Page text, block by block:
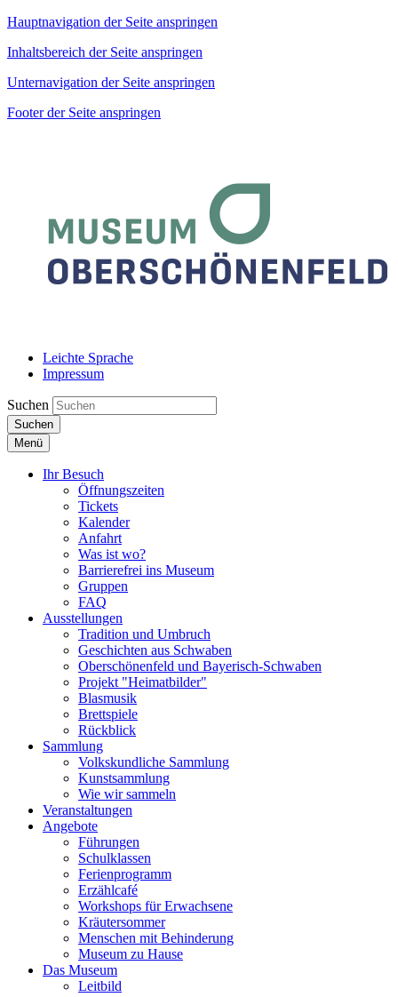
Hauptnavigation der Seite anspringen
Inhaltsbereich der Seite anspringen
Unternavigation der Seite anspringen
Footer der Seite anspringen
Leichte Sprache
Impressum
Suchen
Suchen
Menü
Ihr Besuch
Öffnungszeiten
Tickets
Kalender
Anfahrt
Was ist wo?
Barrierefrei ins Museum
Gruppen
FAQ
Ausstellungen
Tradition und Umbruch
Geschichten aus Schwaben
Oberschönenfeld und Bayerisch-Schwaben
Projekt "Heimatbilder"
Blasmusik
Brettspiele
Rückblick
Sammlung
Volkskundliche Sammlung
Kunstsammlung
Wie wir sammeln
Veranstaltungen
Angebote
Führungen
Schulklassen
Ferienprogramm
Erzählcafé
Workshops für Erwachsene
Kräutersommer
Menschen mit Behinderung
Museum zu Hause
Das Museum
Leitbild